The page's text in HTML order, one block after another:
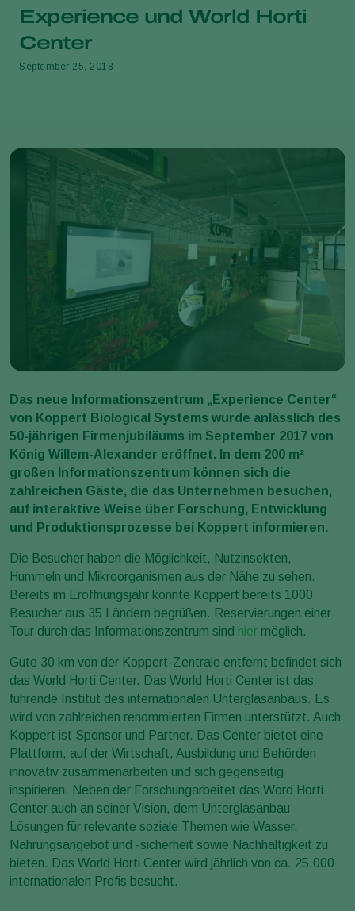
Experience und World Horti
Center
September 25, 2018
Das neue Informationszentrum „Experience Center“
von Koppert Biological Systems wurde anlässlich des
50-jährigen Firmenjubiläums im September 2017 von
König Willem-Alexander eröffnet. In dem 200 m²
großen Informationszentrum können sich die
zahlreichen Gäste, die das Unternehmen besuchen,
auf interaktive Weise über Forschung, Entwicklung
und Produktionsprozesse bei Koppert informieren.
Die Besucher haben die Möglichkeit, Nutzinsekten,
Hummeln und Mikroorganismen aus der Nähe zu sehen.
Bereits im Eröffnungsjahr konnte Koppert bereits 1000
Besucher aus 35 Ländern begrüßen. Reservierungen einer
Tour durch das Informationszentrum sind hier möglich.
Gute 30 km von der Koppert-Zentrale entfernt befindet sich
das World Horti Center. Das World Horti Center ist das
führende Institut des internationalen Unterglasanbaus. Es
wird von zahlreichen renommierten Firmen unterstützt. Auch
Koppert ist Sponsor und Partner. Das Center bietet eine
Plattform, auf der Wirtschaft, Ausbildung und Behörden
innovativ zusammenarbeiten und sich gegenseitig
inspirieren. Neben der Forschungarbeitet das Word Horti
Center auch an seiner Vision, dem Unterglasanbau
Lösungen für relevante soziale Themen wie Wasser,
Nahrungsangebot und -sicherheit sowie Nachhaltigkeit zu
bieten. Das World Horti Center wird jährlich von ca. 25.000
internationalen Profis besucht.